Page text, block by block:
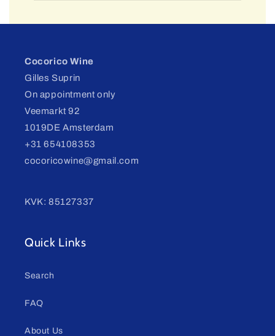
Cocorico Wine
Gilles Suprin
On appointment only
Veemarkt 92
1019DE Amsterdam
+31 654108353
cocoricowine@gmail.com
KVK: 85127337
Quick Links
Search
FAQ
About Us